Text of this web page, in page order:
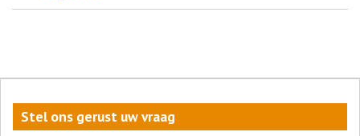
Stel ons gerust uw vraag